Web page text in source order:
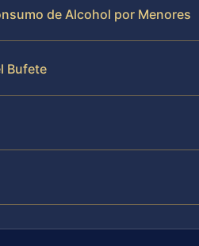
de Alcohol por Menores
Bufete